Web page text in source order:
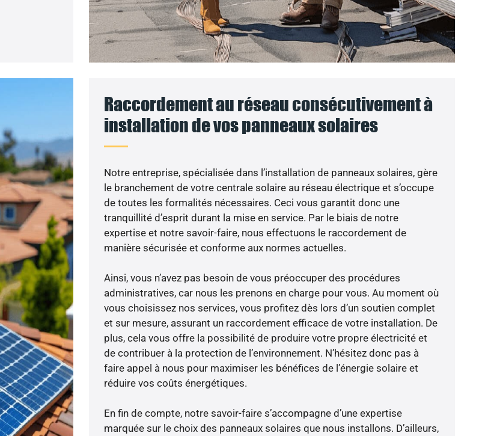
Raccordement au réseau consécutivement à
installation de vos panneaux solaires
Notre entreprise, spécialisée dans l’installation de panneaux solaires, gère
le branchement de votre centrale solaire au réseau électrique et s’occupe
de toutes les formalités nécessaires. Ceci vous garantit donc une
tranquillité d’esprit durant la mise en service. Par le biais de notre
expertise et notre savoir-faire, nous effectuons le raccordement de
manière sécurisée et conforme aux normes actuelles.
Ainsi, vous n’avez pas besoin de vous préoccuper des procédures
administratives, car nous les prenons en charge pour vous. Au moment où
vous choisissez nos services, vous profitez dès lors d’un soutien complet
et sur mesure, assurant un raccordement efficace de votre installation. De
plus, cela vous offre la possibilité de produire votre propre électricité et
de contribuer à la protection de l’environnement. N’hésitez donc pas à
faire appel à nous pour maximiser les bénéfices de l’énergie solaire et
réduire vos coûts énergétiques.
En fin de compte, notre savoir-faire s’accompagne d’une expertise
marquée sur le choix des panneaux solaires que nous installons. D’ailleurs,